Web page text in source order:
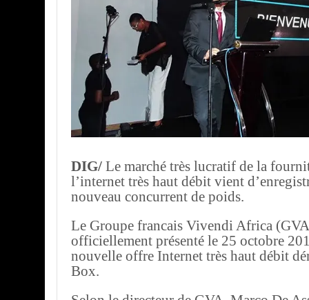
DIG/ Le marché très lucratif de la
l’internet très haut débit vient
nouveau concurrent de poids.
Le Groupe francais Vivendi Africa
officiellement présenté le 25 octobre
nouvelle offre Internet très haut débit
Box.